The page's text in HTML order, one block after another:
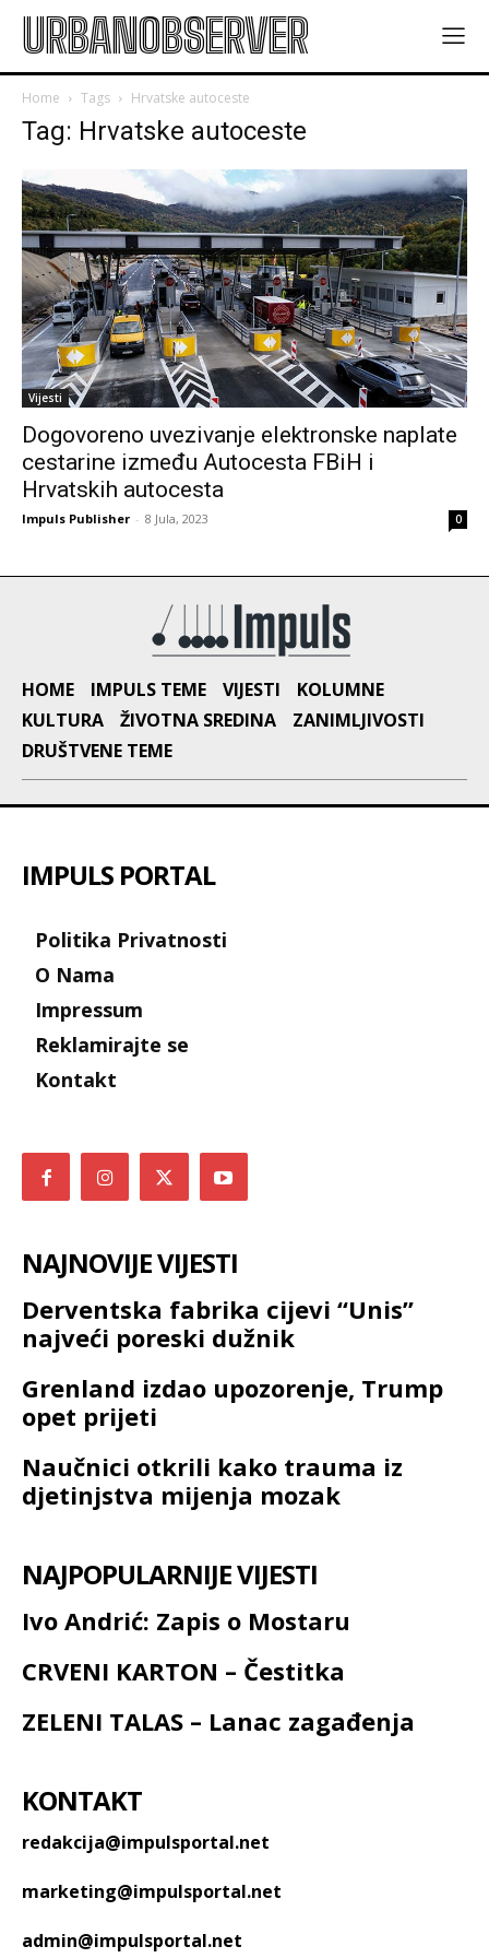
URBANOBSERVER
Home Tags Hrvatske autoceste
Tag: Hrvatske autoceste
Vijesti
Dogovoreno uvezivanje elektronske naplate
cestarine između Autocesta FBiH i
Hrvatskih autocesta
Impuls Publisher - 8 Jula, 2023 0
HOME IMPULS TEME VIJESTI
KOLUMNE
KULTURA
ŽIVOTNA SREDINA
ZANIMLJIVOSTI
DRUŠTVENE TEME
IMPULS PORTAL
Politika Privatnosti
O Nama
Impressum
Reklamirajte se
Kontakt
NAJNOVIJE VIJESTI
Derventska fabrika cijevi “Unis”
najveći poreski dužnik
Grenland izdao upozorenje, Trump
opet prijeti
Naučnici otkrili kako trauma iz
djetinjstva mijenja mozak
NAJPOPULARNIJE VIJESTI
Ivo Andrić: Zapis o Mostaru
CRVENI KARTON – Čestitka
ZELENI TALAS – Lanac zagađenja
KONTAKT
redakcija@impulsportal.net
marketing@impulsportal.net
admin@impulsportal.net